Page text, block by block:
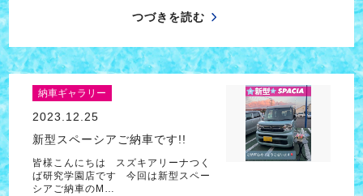
つづきを読む
納車ギャラリー
2023.12.25
新型スペーシアご納車です!!
皆様こんにちは スズキアリーナつく
ば研究学園店です 今回は新型スペー
シアご納車のM…